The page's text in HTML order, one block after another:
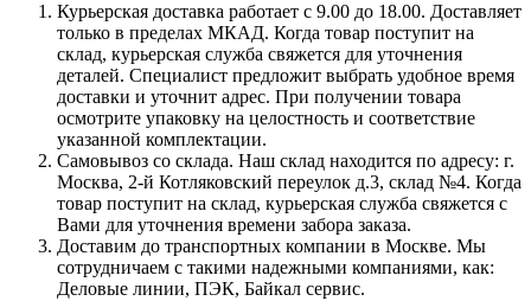
Курьерская доставка работает с 9.00 до 18.00. Доставляет
только в пределах МКАД. Когда товар поступит на
склад, курьерская служба свяжется для уточнения
деталей. Специалист предложит выбрать удобное время
доставки и уточнит адрес. При получении товара
осмотрите упаковку на целостность и соответствие
указанной комплектации.
Самовывоз со склада. Наш склад находится по адресу: г.
Москва, 2-й Котляковский переулок д.3, склад №4. Когда
товар поступит на склад, курьерская служба свяжется с
Вами для уточнения времени забора заказа.
Доставим до транспортных компании в Москве. Мы
сотрудничаем с такими надежными компаниями, как:
Деловые линии, ПЭК, Байкал сервис.